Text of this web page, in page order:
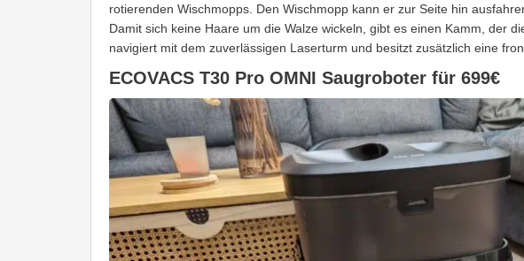
rotierenden Wischmopps. Den Wischmopp kann er zur Seite hin
Damit sich keine Haare um die Walze wickeln, gibt es einen Kamm, der
navigiert mit dem zuverlässigen Laserturm und besitzt zusätzlich eine
ECOVACS T30 Pro OMNI Saugroboter für 699€